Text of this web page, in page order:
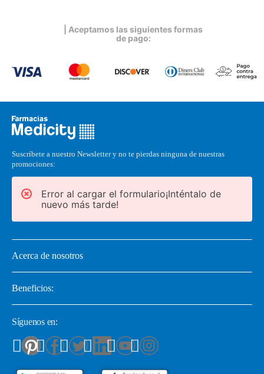
| Aceptamos las siguientes formas
de pago:
Suscríbete a nuestro Newsletter y no te pierdas ninguna de nuestras
promociones:
Error al cargar el formulario¡Inténtalo de
nuevo más tarde!
Acerca de nosotros
Beneficios:
Síguenos en: